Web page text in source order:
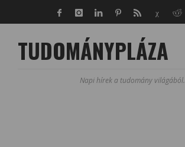
TUDOMÁNYPLÁZA
Napi hírek a tudomány világából.